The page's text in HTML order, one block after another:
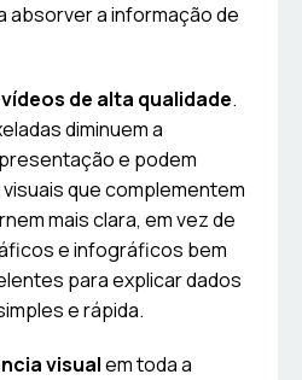
absorver a informação de
de alta qualidade.
diminuem a
e podem
que complementem
mais clara, em vez de
e infográficos bem
para explicar dados
e rápida.
visualem toda a